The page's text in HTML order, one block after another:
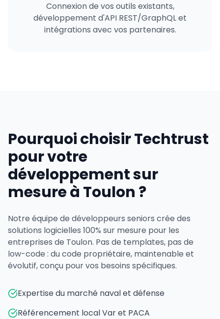
Connexion de vos outils existants,
développement d'API REST/GraphQL et
intégrations avec vos partenaires.
Pourquoi choisir Techtrust
pour votre
développement sur
mesure à Toulon ?
Notre équipe de développeurs seniors crée des
solutions logicielles 100% sur mesure pour les
entreprises de Toulon. Pas de templates, pas de
low-code : du code propriétaire, maintenable et
évolutif, conçu pour vos besoins spécifiques.
Expertise du marché naval et défense
Référencement local Var et PACA